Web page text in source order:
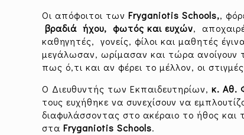
Οι απόφοιτοι τωνFryganiotis Schools,,
βραδιά ήχου, φωτός και ευχών,
καθηγητές, γονείς, φίλοι και μαθητές
μεγάλωσαν, ωρίμασαν και τώρα ανοίγουν
πως ό,τι και αν φέρει το μέλλον, οι
Ο Διευθυντής των Εκπαιδευτηρίων,κ. Αθ.
τους ευχήθηκε να συνεχίσουν να
διαφυλάσσοντας στο ακέραιο το ήθος και
σταFryganiotis Schools.